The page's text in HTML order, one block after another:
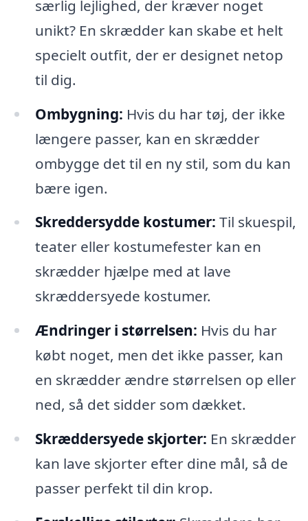
særlig lejlighed, der kræver noget
unikt? En skrædder kan skabe et helt
specielt outfit, der er designet netop
til dig.
Ombygning: Hvis du har tøj, der ikke
længere passer, kan en skrædder
ombygge det til en ny stil, som du kan
bære igen.
Skreddersydde kostumer: Til skuespil,
teater eller kostumefester kan en
skrædder hjælpe med at lave
skræddersyede kostumer.
Ændringer i størrelsen: Hvis du har
købt noget, men det ikke passer, kan
en skrædder ændre størrelsen op eller
ned, så det sidder som dækket.
Skræddersyede skjorter: En skrædder
kan lave skjorter efter dine mål, så de
passer perfekt til din krop.